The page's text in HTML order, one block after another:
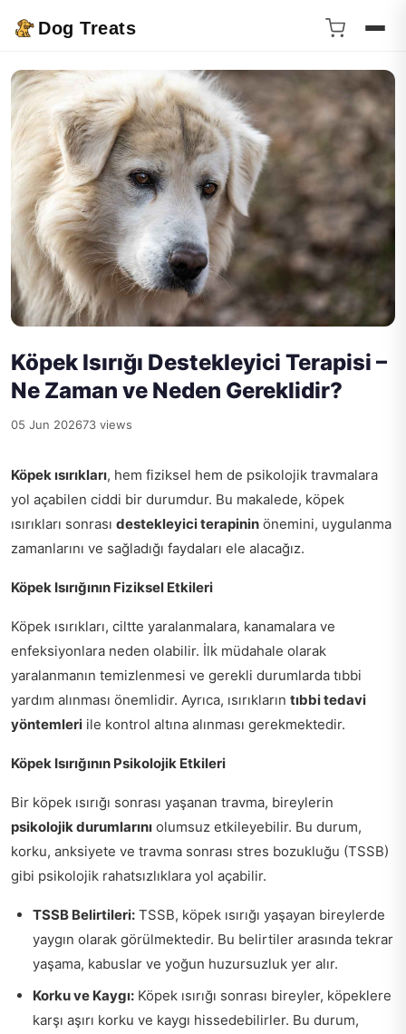
Dog Treats
Köpek Isırığı Destekleyici Terapisi –
Ne Zaman ve Neden Gereklidir?
05 Jun 202673 views
Köpek ısırıkları, hem fiziksel hem de psikolojik travmalara
yol açabilen ciddi bir durumdur. Bu makalede, köpek
ısırıkları sonrası destekleyici terapinin önemini, uygulanma
zamanlarını ve sağladığı faydaları ele alacağız.
Köpek Isırığının Fiziksel Etkileri
Köpek ısırıkları, ciltte yaralanmalara, kanamalara ve
enfeksiyonlara neden olabilir. İlk müdahale olarak
yaralanmanın temizlenmesi ve gerekli durumlarda tıbbi
yardım alınması önemlidir. Ayrıca, ısırıkların tıbbi tedavi
yöntemleri ile kontrol altına alınması gerekmektedir.
Köpek Isırığının Psikolojik Etkileri
Bir köpek ısırığı sonrası yaşanan travma, bireylerin
psikolojik durumlarını olumsuz etkileyebilir. Bu durum,
korku, anksiyete ve travma sonrası stres bozukluğu (TSSB)
gibi psikolojik rahatsızlıklara yol açabilir.
TSSB Belirtileri: TSSB, köpek ısırığı yaşayan bireylerde
yaygın olarak görülmektedir. Bu belirtiler arasında tekrar
yaşama, kabuslar ve yoğun huzursuzluk yer alır.
Korku ve Kaygı: Köpek ısırığı sonrası bireyler, köpeklere
karşı aşırı korku ve kaygı hissedebilirler. Bu durum,